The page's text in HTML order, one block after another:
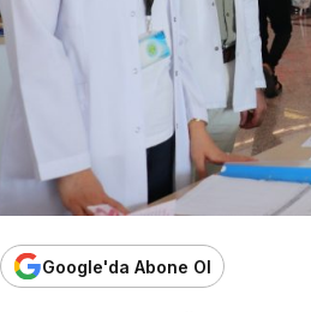
Google'da Abone Ol